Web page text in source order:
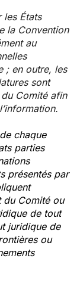
les États
la Convention
au
; en outre, les
sont
Comité afin
chaque
parties
présentés par
du Comité ou
de tout
juridique de
ou